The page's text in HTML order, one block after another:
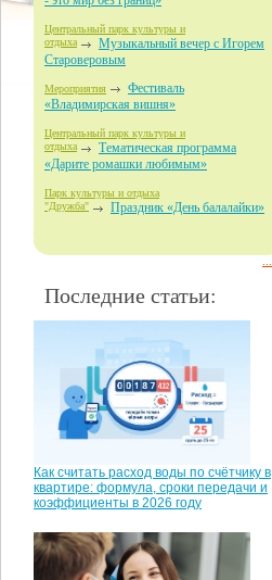
Центральный парк культуры и
отдыха
Музыкальный вечер с Игорем
Староверовым
Мероприятия
Фестиваль
«Владимирская вишня»
Центральный парк культуры и
отдыха
Тематическая программа
«Дарите ромашки любимым»
Парк культуры и отдыха
"Дружба" Праздник «День балалайки»
Последние статьи:
Как считать расход воды по счётчику в
квартире: формула, сроки передачи и
коэффициенты в 2026 году